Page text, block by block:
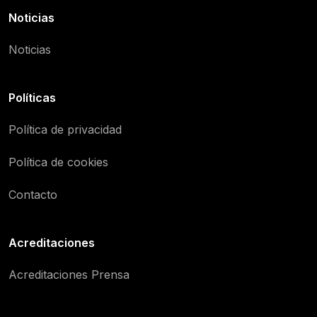
Noticias
Noticias
Políticas
Política de privacidad
Política de cookies
Contacto
Acreditaciones
Acreditaciones Prensa